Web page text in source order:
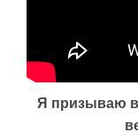
Я призываю